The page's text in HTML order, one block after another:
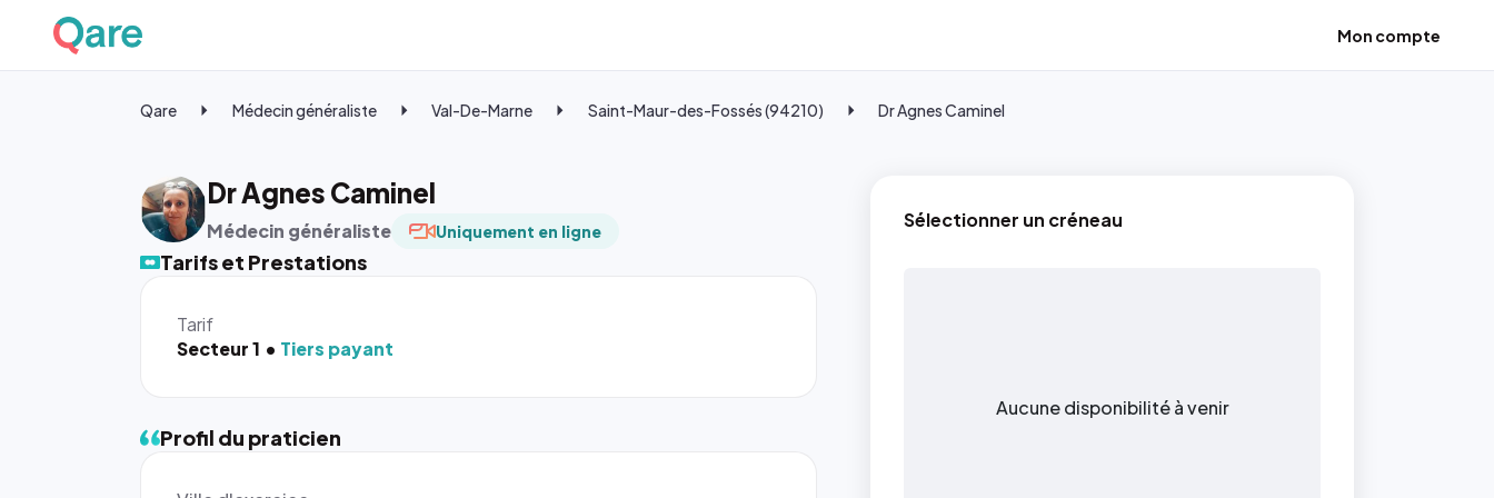
Mon compte
Qare Médecin généraliste Val-De-Marne Saint-Maur-des-Fossés (94210) Dr Agnes Caminel
Dr Agnes Caminel
Médecin généraliste Uniquement en ligne
Tarifs et Prestations
Tarif
Secteur 1
Tiers payant
Sélectionner un créneau
Aucune disponibilité à venir
Profil du praticien